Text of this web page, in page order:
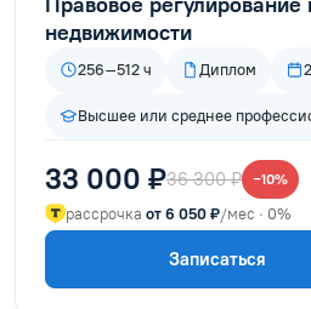
недвижимости
256–512 ч Диплом
Высшее или среднее
33 000 ₽36 300 ₽ −10%
рассрочка от 6 050 ₽/мес · 0%
Записаться